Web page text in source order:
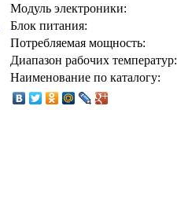
Модуль электроники:
Блок питания:
Потребляемая мощность:
Диапазон рабочих температур:
Наименование по каталогу: